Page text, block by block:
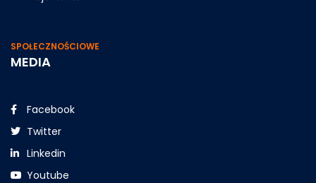
SPOŁECZNOŚCIOWE
MEDIA
Facebook
Twitter
Linkedin
Youtube